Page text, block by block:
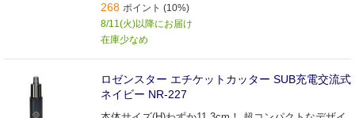
268 ポイント (10%)
8/11(火)以降にお届け
在庫少なめ
ロゼンスター エチケットカッター SUB充電交流式
ネイビー NR-227